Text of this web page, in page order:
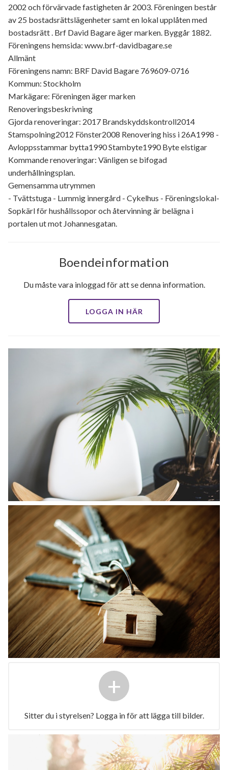
2002 och förvärvade fastigheten år 2003. Föreningen består
av 25 bostadsrättslägenheter samt en lokal upplåten med
bostadsrätt . Brf David Bagare äger marken. Byggår 1882.
Föreningens hemsida: www.brf-davidbagare.se
Allmänt
Föreningens namn: BRF David Bagare 769609-0716
Kommun: Stockholm
Markägare: Föreningen äger marken
Renoveringsbeskrivning
Gjorda renoveringar: 2017 Brandskyddskontroll2014
Stamspolning2012 Fönster2008 Renovering hiss i 26A1998 -
Avloppsstammar bytta1990 Stambyte1990 Byte elstigar
Kommande renoveringar: Vänligen se bifogad
underhållningsplan.
Gemensamma utrymmen
- Tvättstuga - Lummig innergård - Cykelhus - Föreningslokal-
Sopkärl för hushållssopor och återvinning är belägna i
portalen ut mot Johannesgatan.
Boendeinformation
Du måste vara inloggad för att se denna information.
LOGGA IN HÄR
+
Sitter du i styrelsen? Logga in för att lägga till bilder.